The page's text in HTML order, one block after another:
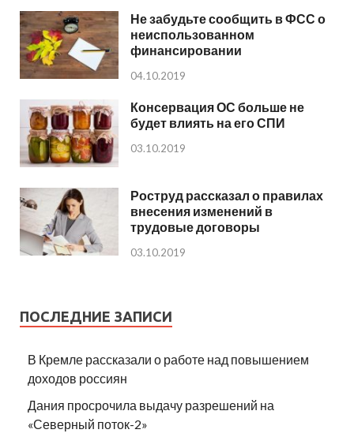
Не забудьте сообщить в ФСС о
неиспользованном
финансировании
04.10.2019
Консервация ОС больше не
будет влиять на его СПИ
03.10.2019
Роструд рассказал о правилах
внесения изменений в
трудовые договоры
03.10.2019
ПОСЛЕДНИЕ ЗАПИСИ
В Кремле рассказали о работе над повышением
доходов россиян
Дания просрочила выдачу разрешений на
«Северный поток-2»